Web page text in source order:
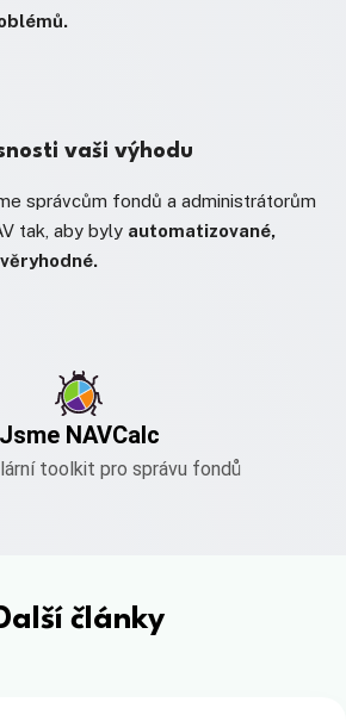
vaši výhodu
správcům fondů a administrátorům
tak, aby byly automatizované,
Jsme NAVCalc
toolkit pro správu fondů
Další články